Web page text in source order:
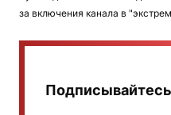
за включения канала в
Подписывайтесь